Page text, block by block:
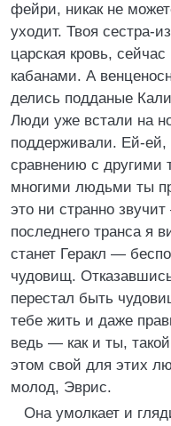
фейри, никак не
уходит. Твоя сестра-
царская кровь,
кабанами. А
делись подданые
Люди уже встали на
поддерживали. Ей-
сравнению с другими
многими людьми ты
это ни странно
последнего транса я
станет Геракл —
чудовищ.
перестал быть
тебе жить и даже
ведь — как и ты,
этом свой для этих
молод, Эврис.
Она умолкает и